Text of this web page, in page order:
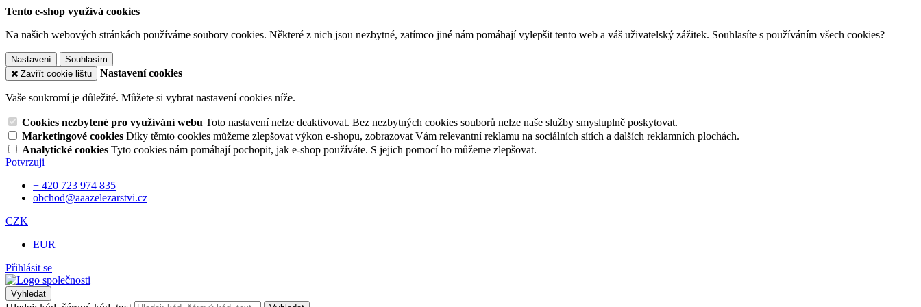
Tento e-shop využívá cookies
Na našich webových stránkách používáme soubory cookies. Některé z nich jsou nezbytné, zatímco jiné nám pomáhají vylepšit tento web a váš uživatelský zážitek. Souhlasíte s používáním všech cookies?
Nastavení
Souhlasím
Zavřít cookie lištu
Nastavení cookies
Vaše soukromí je důležité. Můžete si vybrat nastavení cookies níže.
Cookies nezbytené pro využívání webu Toto nastavení nelze deaktivovat. Bez nezbytných cookies souborů nelze naše služby smysluplně poskytovat.
Marketingové cookies Díky těmto cookies můžeme zlepšovat výkon e-shopu, zobrazovat Vám relevantní reklamu na sociálních sítích a dalších reklamních plochách.
Analytické cookies Tyto cookies nám pomáhají pochopit, jak e-shop používáte. S jejich pomocí ho můžeme zlepšovat.
Potvrzuji
+ 420 723 974 835
obchod@aaazelezarstvi.cz
CZK
EUR
Přihlásit se
Vyhledat